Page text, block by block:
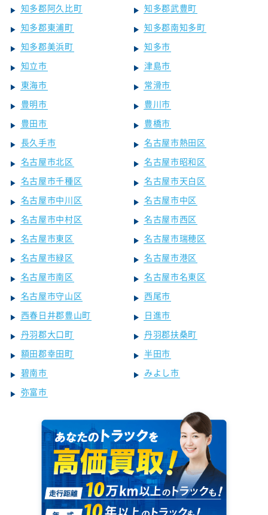
知多郡阿久比町
知多郡武豊町
知多郡東浦町
知多郡南知多町
知多郡美浜町
知多市
知立市
津島市
東海市
常滑市
豊明市
豊川市
豊田市
豊橋市
長久手市
名古屋市熱田区
名古屋市北区
名古屋市昭和区
名古屋市千種区
名古屋市天白区
名古屋市中川区
名古屋市中区
名古屋市中村区
名古屋市西区
名古屋市東区
名古屋市瑞穂区
名古屋市緑区
名古屋市港区
名古屋市南区
名古屋市名東区
名古屋市守山区
西尾市
西春日井郡豊山町
日進市
丹羽郡大口町
丹羽郡扶桑町
額田郡幸田町
半田市
碧南市
みよし市
弥富市